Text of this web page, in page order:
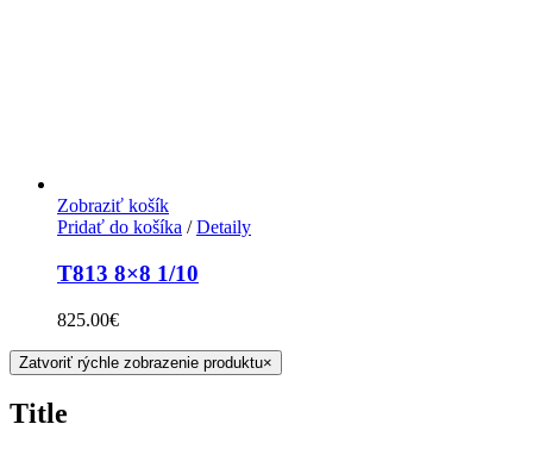
Zobraziť košík
Pridať do košíka / Detaily
T813 8×8 1/10
825.00€
Zatvoriť rýchle zobrazenie produktu×
Title